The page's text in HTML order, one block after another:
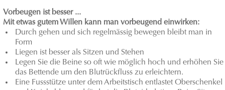
Vorbeugen ist besser ...
Mit etwas gutem Willen kann man vorbeugend einwirken:
Durch gehen und sich regelmässig bewegen bleibt man in
Form
Liegen ist besser als Sitzen und Stehen
Legen Sie die Beine so oft wie möglich hoch und erhöhen Sie
das Bettende um den Blutrückfluss zu erleichtern.
Eine Fussstütze unter dem Arbeitstisch entlastet Oberschenkel